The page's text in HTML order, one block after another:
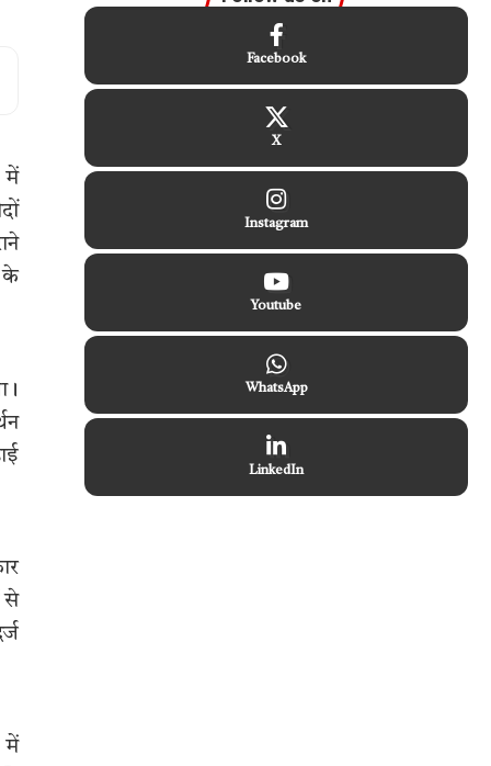
में
के
से
में
Facebook
X
Instagram
Youtube
WhatsApp
LinkedIn